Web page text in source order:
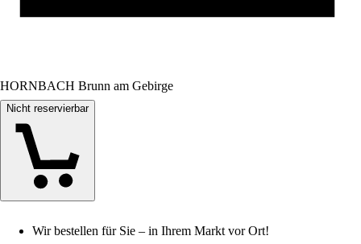
HORNBACH Brunn am Gebirge
Nicht reservierbar
Wir bestellen für Sie – in Ihrem Markt vor Ort!